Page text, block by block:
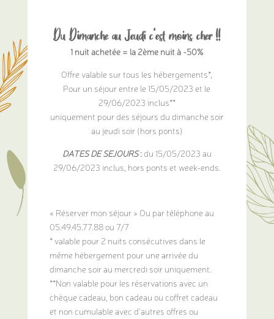
Du Dimanche au Jeudi c’est moins cher !!
1 nuit achetée = la 2ème nuit à -50%
Offre valable sur tous les hébergements*,
Pour un séjour entre le 15/05/2023 et le
29/06/2023 inclus**
uniquement pour des séjours du dimanche soir
au jeudi soir (hors ponts)
DATES DE SEJOURS:du 15/05/2023 au
29/06/2023 inclus, hors ponts et week-ends.
« Réserver mon séjour » Ou par téléphone au
05.49.45.77.88 ou 7/7
* valable pour 2 nuits consécutives dans le
même hébergement pour une arrivée du
dimanche soir au mercredi soir uniquement.
**Non valable pour les réservations avec un
chèque cadeau, bon cadeau ou coffret cadeau
et non cumulable avec d’autres offres ou